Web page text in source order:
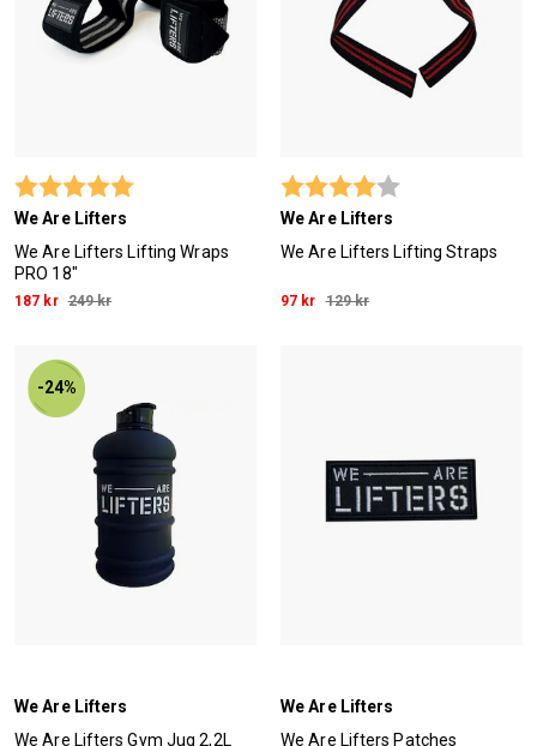
Betyg: 5.0 utav 5 stjärnor
We Are Lifters
We Are Lifters Lifting Wraps
PRO 18"
187 kr 249 kr
Betyg:
We Are Lifters
We Are Lifters Lifting Straps
97 kr 129 kr
-24%
We Are Lifters
We Are Lifters Gym Jug 2,2L
We Are Lifters
We Are Lifters Patches